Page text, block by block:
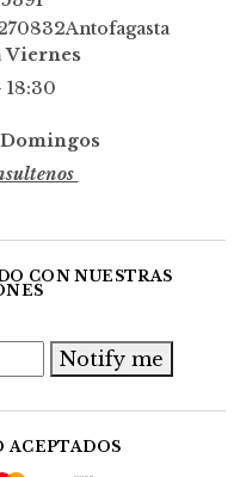
Viernes
18:30
CON NUESTRAS
Notify me
ACEPTADOS